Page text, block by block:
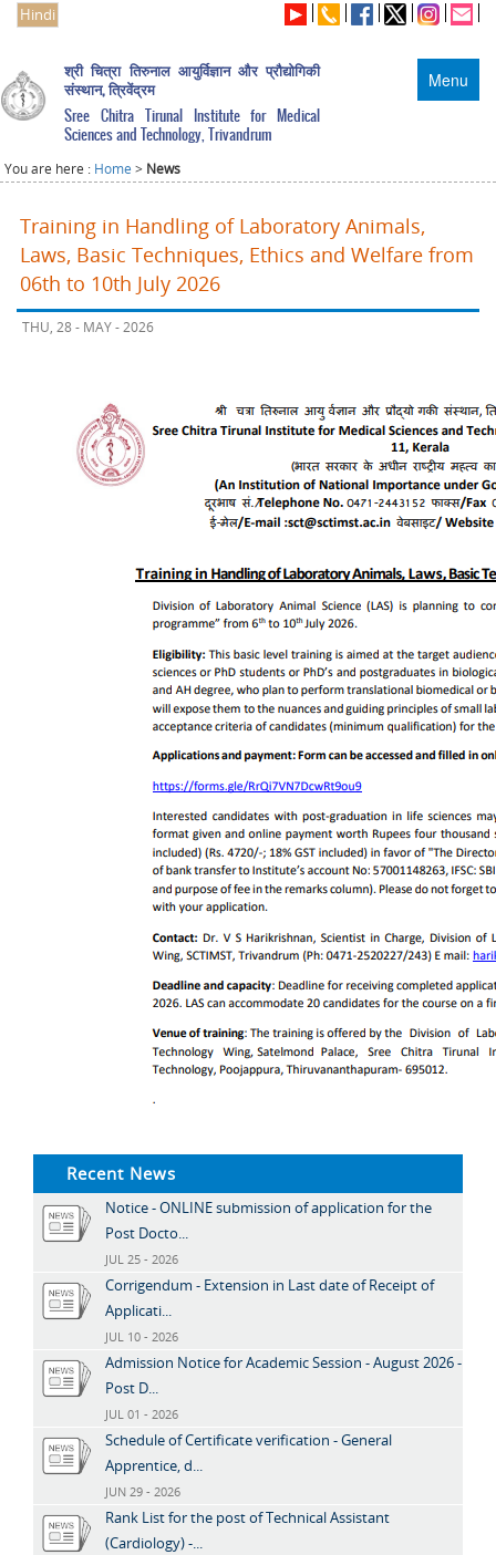
Hindi
Menu
श्री चित्रा तिरुनाल आयुर्विज्ञान और प्रौद्योगिकी
संस्थान, त्रिवेंद्रम
Sree Chitra Tirunal Institute for Medical
Sciences and Technology, Trivandrum
You are here : Home > News
Training in Handling of Laboratory Animals,
Laws, Basic Techniques, Ethics and Welfare from
06th to 10th July 2026
THU, 28 - MAY - 2026
Recent News
Notice - ONLINE submission of application for the
Post Docto...
JUL 25 - 2026
Corrigendum - Extension in Last date of Receipt of
Applicati...
JUL 10 - 2026
Admission Notice for Academic Session - August 2026 -
Post D...
JUL 01 - 2026
Schedule of Certificate verification - General
Apprentice, d...
JUN 29 - 2026
Rank List for the post of Technical Assistant
(Cardiology) -...